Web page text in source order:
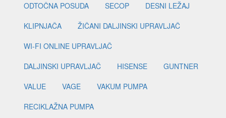
ODTOČNA POSUDA
SECOP
DESNI LEŽAJ
KLIPNJAČA
ŽIČANI DALJINSKI UPRAVLJAČ
WI-FI ONLINE UPRAVLJAČ
DALJINSKI UPRAVLJAČ
HISENSE
GUNTNER
VALUE
VAGE
VAKUM PUMPA
RECIKLAŽNA PUMPA